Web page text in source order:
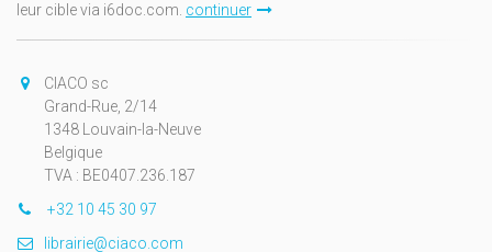
leur cible via i6doc.com. continuer
CIACO sc
Grand-Rue, 2/14
1348 Louvain-la-Neuve
Belgique
TVA : BE0407.236.187
+32 10 45 30 97
librairie@ciaco.com